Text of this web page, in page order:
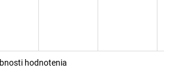
hodnotenia